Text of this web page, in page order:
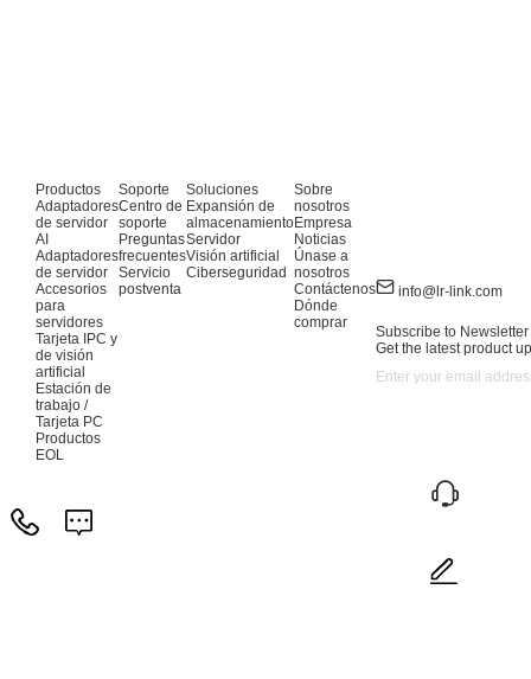
Productos
Adaptadores
de servidor
AI
Adaptadores
de servidor
Accesorios
para
servidores
Tarjeta IPC y
de visión
artificial
Estación de
trabajo /
Tarjeta PC
Productos
EOL
Soporte
Centro de
soporte
Preguntas
frecuentes
Servicio
postventa
Soluciones
Expansión de
almacenamiento
Servidor
Visión artificial
Ciberseguridad
Sobre
nosotros
Empresa
Noticias
Únase a
nosotros
Contáctenos
Dónde
comprar
info@lr-link.com
Subscribe to Newsletter
Get the latest product